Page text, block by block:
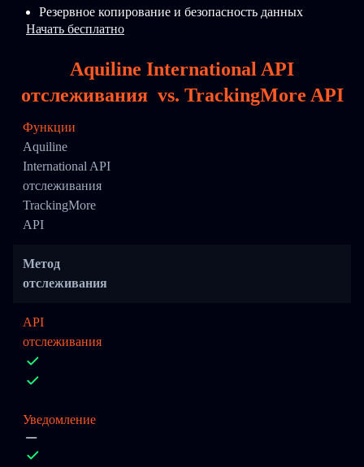
Резервное копирование и безопасность данных
Начать бесплатно
Aquiline International API
отслеживания vs. TrackingMore API
Функции
Aquiline
International API
отслеживания
TrackingMore
API
Метод
отслеживания
API
отслеживания
Уведомление